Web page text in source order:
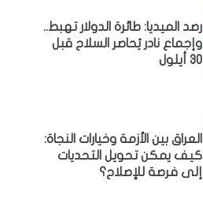
رصد الميديا: طائرة الدولار تهبط..
وإجماع نادر يُحاصر السلاح قبل
30 أيلول
العراق بين الأزمة وخيارات النجاة:
كيف يمكن تحويل التحديات
إلى فرصة للإصلاح؟